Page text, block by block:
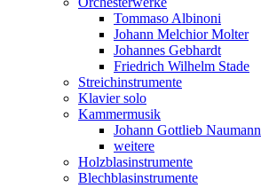
Tommaso Albinoni
Johann Melchior Molter
Johannes Gebhardt
Friedrich Wilhelm Stade
Streichinstrumente
Klavier solo
Kammermusik
Johann Gottlieb Naumann
weitere
Holzblasinstrumente
Blechblasinstrumente